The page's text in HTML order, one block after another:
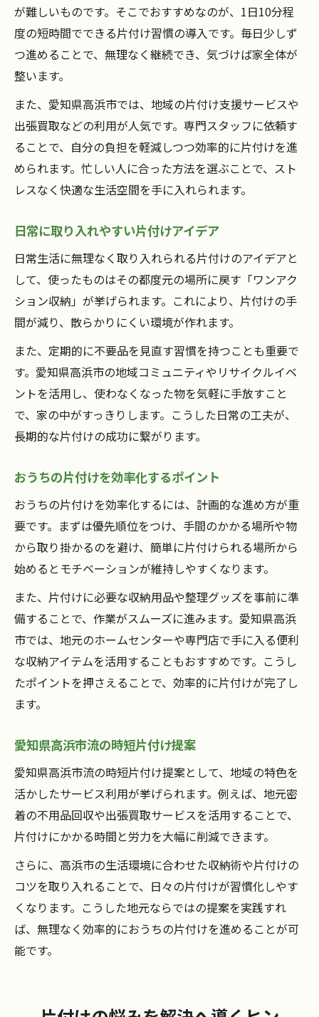
が難しいものです。そこでおすすめなのが、1日10分程
度の短時間でできる片付け習慣の導入です。毎日少しず
つ進めることで、無理なく継続でき、気づけば家全体が
整います。
また、愛知県高浜市では、地域の片付け支援サービスや
出張買取などの利用が人気です。専門スタッフに依頼す
ることで、自分の負担を軽減しつつ効率的に片付けを進
められます。忙しい人に合った方法を選ぶことで、スト
レスなく快適な生活空間を手に入れられます。
日常に取り入れやすい片付けアイデア
日常生活に無理なく取り入れられる片付けのアイデアと
して、使ったものはその都度元の場所に戻す「ワンアク
ション収納」が挙げられます。これにより、片付けの手
間が減り、散らかりにくい環境が作れます。
また、定期的に不要品を見直す習慣を持つことも重要で
す。愛知県高浜市の地域コミュニティやリサイクルイベ
ントを活用し、使わなくなった物を気軽に手放すこと
で、家の中がすっきりします。こうした日常の工夫が、
長期的な片付けの成功に繋がります。
おうちの片付けを効率化するポイント
おうちの片付けを効率化するには、計画的な進め方が重
要です。まずは優先順位をつけ、手間のかかる場所や物
から取り掛かるのを避け、簡単に片付けられる場所から
始めるとモチベーションが維持しやすくなります。
また、片付けに必要な収納用品や整理グッズを事前に準
備することで、作業がスムーズに進みます。愛知県高浜
市では、地元のホームセンターや専門店で手に入る便利
な収納アイテムを活用することもおすすめです。こうし
たポイントを押さえることで、効率的に片付けが完了し
ます。
愛知県高浜市流の時短片付け提案
愛知県高浜市流の時短片付け提案として、地域の特色を
活かしたサービス利用が挙げられます。例えば、地元密
着の不用品回収や出張買取サービスを活用することで、
片付けにかかる時間と労力を大幅に削減できます。
さらに、高浜市の生活環境に合わせた収納術や片付けの
コツを取り入れることで、日々の片付けが習慣化しやす
くなります。こうした地元ならではの提案を実践すれ
ば、無理なく効率的におうちの片付けを進めることが可
能です。